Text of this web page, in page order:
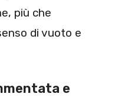
più che
di vuoto e
e